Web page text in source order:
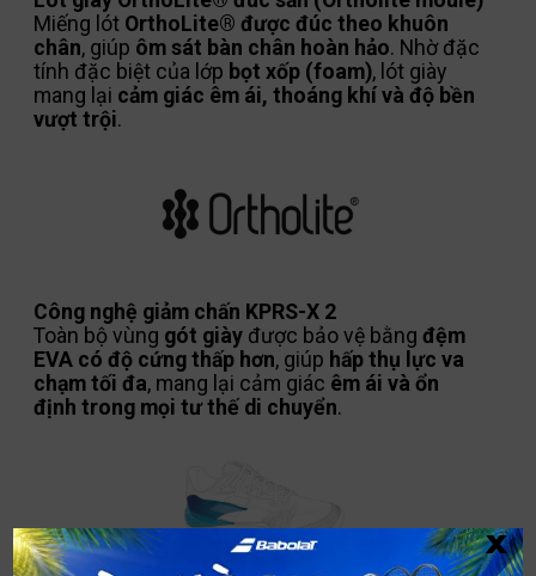
Miếng lót OrthoLite® được đúc theo khuôn
chân, giúp ôm sát bàn chân hoàn hảo. Nhờ đặc
tính đặc biệt của lớp bọt xốp (foam), lót giày
mang lại cảm giác êm ái, thoáng khí và độ bền
vượt trội.
Công nghệ giảm chấn KPRS-X 2
Toàn bộ vùng gót giàyđược bảo vệ bằng đệm
EVA có độ cứng thấp hơn, giúp hấp thụ lực va
chạm tối đa, mang lại cảm giác êm ái và ổn
định trong mọi tư thế di chuyển.
x